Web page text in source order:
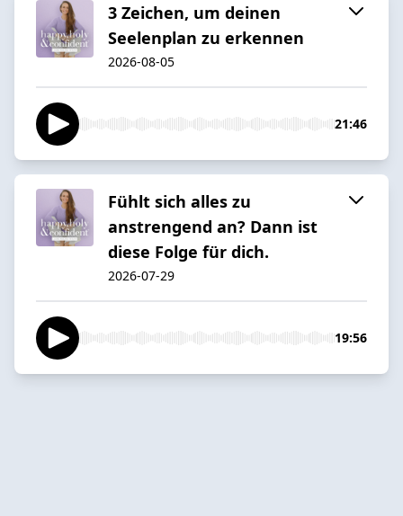
3 Zeichen, um deinen
Seelenplan zu erkennen
2026-08-05
21:46
Fühlt sich alles zu
anstrengend an? Dann ist
diese Folge für dich.
2026-07-29
19:56